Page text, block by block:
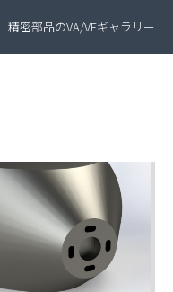
精密部品のVA/VEギャラリー